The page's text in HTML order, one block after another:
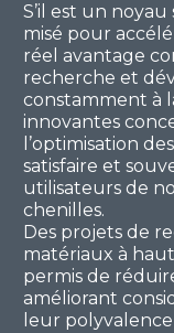
S’il est un
misé pour
réel avantage
recherche et
constamment à
innovantes
l’optimisation
satisfaire et
utilisateurs de
chenilles.
Des projets de
matériaux à
permis de
améliorant
leur